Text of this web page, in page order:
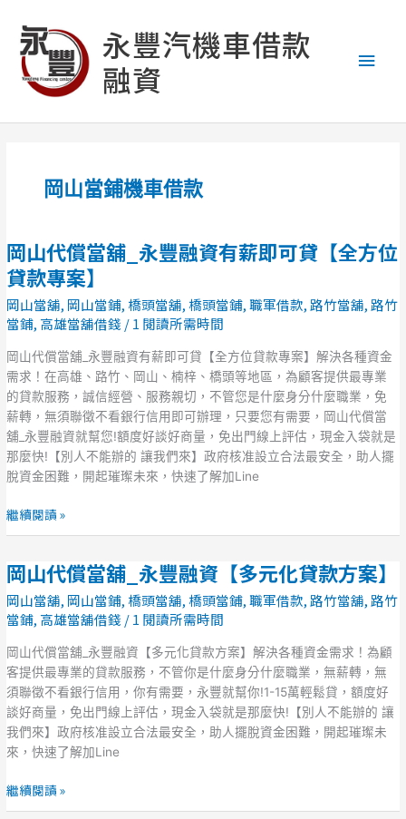
永豐汽機車借款
融資
要
岡山當鋪機車借款
岡山代償當舖_永豐融資有薪即可貸【全方位
貸款專案】
岡山當舖, 岡山當鋪,橋頭當舖,橋頭當鋪,職軍借款, 路竹當舖, 路竹
當鋪, 高雄當舖借錢 /1 閱讀所需時間
岡山代償當舖_永豐融資有薪即可貸【全方位貸款專案】解決各種資金
需求！在高雄、路竹、岡山、楠梓、橋頭等地區，為顧客提供最專業
的貸款服務，誠信經營、服務親切，不管您是什麼身分什麼職業，免
薪轉，無須聯徵不看銀行信用即可辦理，只要您有需要，岡山代償當
舖_永豐融資就幫您!額度好談好商量，免出門線上評估，現金入袋就是
那麼快!【別人不能辦的 讓我們來】政府核准設立合法最安全，助人擺
脫資金困難，開起璀璨未來，快速了解加Line
岡
山
代
償
當
舖
_
永
豐
融
資
有
薪
即
【全
方
位
貸
款
專
案】
繼續閱讀 »
岡山代償當舖_永豐融資【多元化貸款方案】
岡山當舖, 岡山當鋪,橋頭當舖,橋頭當鋪,職軍借款, 路竹當舖, 路竹
當鋪, 高雄當舖借錢 /1 閱讀所需時間
岡山代償當舖_永豐融資【多元化貸款方案】解決各種資金需求！為顧
客提供最專業的貸款服務，不管你是什麼身分什麼職業，無薪轉，無
須聯徵不看銀行信用，你有需要，永豐就幫你!1-15萬輕鬆貸，額度好
談好商量，免出門線上評估，現金入袋就是那麼快!【別人不能辦的 讓
我們來】政府核准設立合法最安全，助人擺脫資金困難，開起璀璨未
來，快速了解加Line
岡
代
償
當
舖
_
永
豐
融
【多
元
繼續閱讀 »